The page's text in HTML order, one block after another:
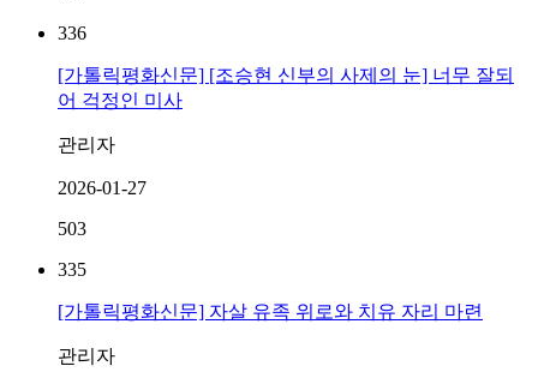
336
[가톨릭평화신문] [조승현 신부의 사제의 눈] 너무 잘되
어 걱정인 미사
관리자
2026-01-27
503
335
[가톨릭평화신문] 자살 유족 위로와 치유 자리 마련
관리자